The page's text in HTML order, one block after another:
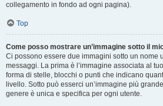
collegamento in fondo ad ogni pagina).
Top
Come posso mostrare un’immagine sotto il
Ci possono essere due immagini sotto un nome
messaggi. La prima è l’immagine associata al
forma di stelle, blocchi o punti che indicano
livello. Sotto può esserci un’immagine più
genere è unica e specifica per ogni utente.